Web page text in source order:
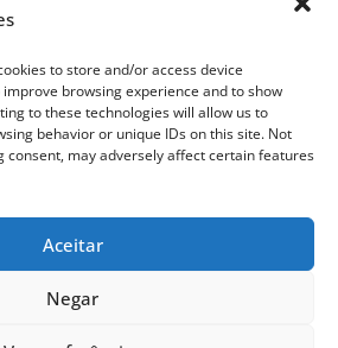
to store and/or access device
browsing experience and to show
to these technologies will allow us to
behavior or unique IDs on this site. Not
consent, may adversely affect certain features
Aceitar
Negar